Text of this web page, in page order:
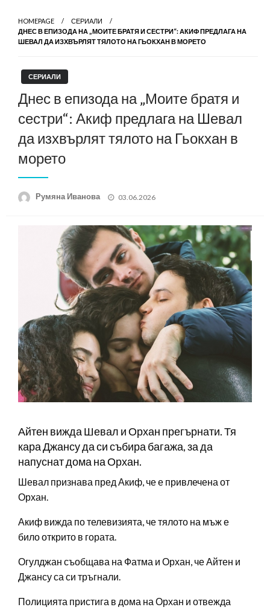
HOMEPAGE
СЕРИАЛИ
ДНЕС В ЕПИЗОДА НА „МОИТЕ БРАТЯ И СЕСТРИ“: АКИФ ПРЕДЛАГА НА
ШЕВАЛ ДА ИЗХВЪРЛЯТ ТЯЛОТО НА ГЬОКХАН В МОРЕТО
СЕРИАЛИ
Днес в епизода на „Моите братя и
сестри“: Акиф предлага на Шевал
да изхвърлят тялото на Гьокхан в
морето
Румяна Иванова
Posted
03.06.2026
Айтен вижда Шевал и Орхан прегърнати. Тя
кара Джансу да си събира багажа, за да
напуснат дома на Орхан.
Шевал признава пред Акиф, че е привлечена от
Орхан.
Акиф вижда по телевизията, че тялото на мъж е
било открито в гората.
Огулджан съобщава на Фатма и Орхан, че Айтен и
Джансу са си тръгнали.
Полицията пристига в дома на Орхан и отвежда